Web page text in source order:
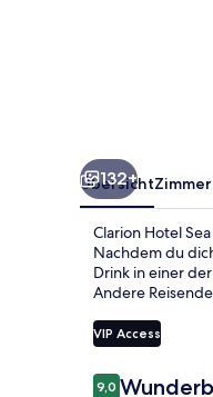
132+
ÜbersichtZimmer
Clarion Hotel
Nachdem du
Drink in einer
Andere
VIP Access
Bewertungen
9,09,0 von 10.